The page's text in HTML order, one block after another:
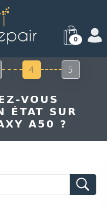
0
4 5
VOUS
ÉTAT SUR
A50 ?